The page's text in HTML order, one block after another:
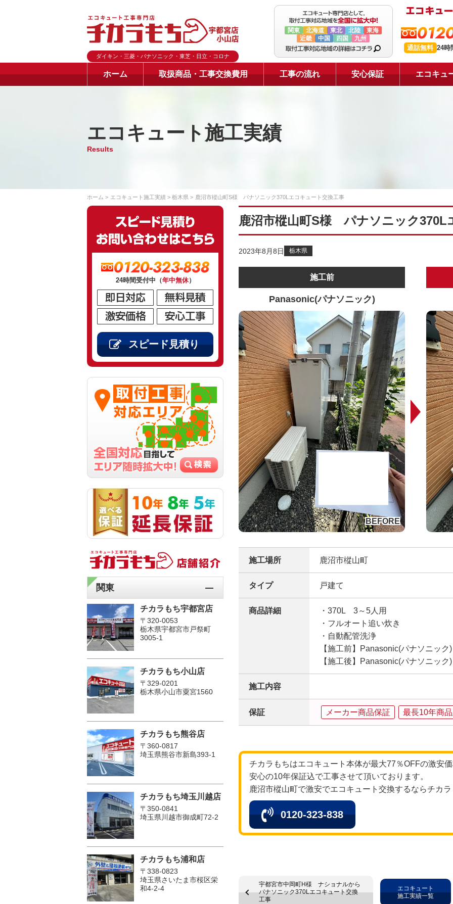
ダイキン・三菱・パナソニック・東芝・日立・コロナ
関東 北海道 東北 北陸
東海
近畿
中国 四国 九州
通話無料 24時
ホーム 取扱商品・工事交換費用 工事の流れ 安心保証 エコキュ
エコキュート施工実績
Results
ホーム エコキュート施工実績 栃木県 鹿沼市樅山町S様 パナソニック370Lエコキュート交換工事
鹿沼市樅山町S様 パナソニック370L
2023年8月8日 栃木県
施工前
Panasonic(パナソニック)
施工場所 鹿沼市樅山町
タイプ 戸建て
商品詳細
・370L 3～5人用
・フルオート追い炊き
・自動配管洗浄
【施工前】Panasonic(パナソニッ
【施工後】Panasonic(パナソニッ
施工内容
保証 メーカー商品保証 最長10年商
チカラもちはエコキュート本体が最大77％OFFの激安
安心の10年保証込で工事させて頂いております。
鹿沼市樅山町で激安でエコキュート交換するならチカ
0120-323-838
宇都宮市中岡町H様 ナショナルから
パナソニック370Lエコキュート交換
工事
エコキュート
施工実績一覧
0120-323-838
24時間受付中（年中無休）
スピード見積り
関東
チカラもち宇都宮店
〒320-0053
栃木県宇都宮市戸祭町
3005-1
チカラもち小山店
〒329-0201
栃木県小山市粟宮1560
チカラもち熊谷店
〒360-0817
埼玉県熊谷市新島393-1
チカラもち埼玉川越店
〒350-0841
埼玉県川越市御成町72-2
チカラもち浦和店
〒338-0823
埼玉県さいたま市桜区栄
和4-2-4